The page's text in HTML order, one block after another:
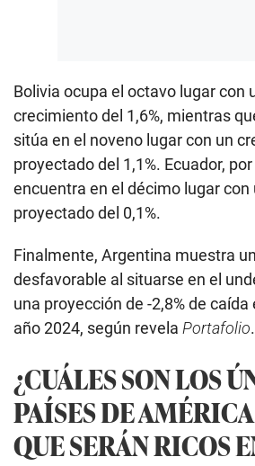
Bolivia ocupa el octavo lugar con
crecimiento del 1,6%, mientras
sitúa en el noveno lugar con un
proyectado del 1,1%. Ecuador,
encuentra en el décimo lugar
proyectado del 0,1%.
Finalmente, Argentina muestra
desfavorable al situarse en el
una proyección de -2,8% de caída
año 2024, según revela Portafolio.
¿CUÁLES SON LOS
PAÍSES DE
QUE SERÁN RICOS